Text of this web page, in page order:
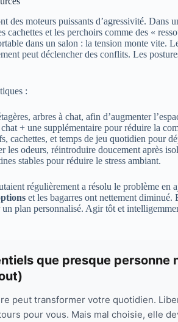
des moteurs puissants d’agressivité. Dans
et les perchoirs comme des «
dans un salon : la tension monte vite.
peut déclencher des conflits. Les
:
arbres à chat, afin d’augmenter
+ une supplémentaire pour réduire la
cachettes, et temps de jeu quotidien pour
les odeurs, réintroduire doucement après
stables pour réduire le stress ambiant.
régulièrement a résolu le problème en
et les bagarres ont nettement
plan personnalisé. Agir tôt et
que presque personne
peut transformer votre quotidien.
pour vous. Mais mal choisie, elle